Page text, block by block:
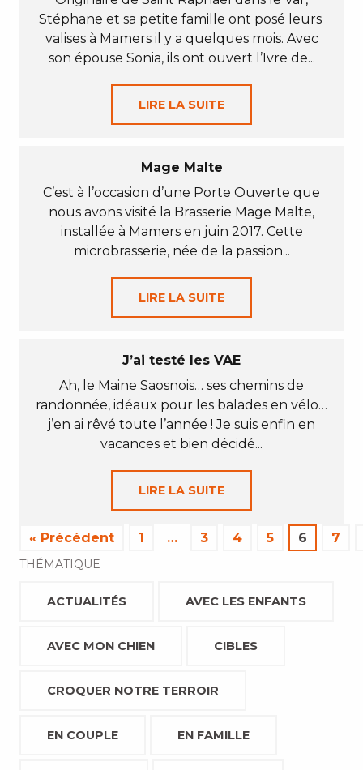
Stéphane et sa petite famille ont posé leurs
valises à Mamers il y a quelques mois. Avec
son épouse Sonia, ils ont ouvert l’Ivre de...
LIRE LA SUITE
Mage Malte
C’est à l’occasion d’une Porte Ouverte que
nous avons visité la Brasserie Mage Malte,
installée à Mamers en juin 2017. Cette
microbrasserie, née de la passion...
LIRE LA SUITE
J’ai testé les VAE
Ah, le Maine Saosnois… ses chemins de
randonnée, idéaux pour les balades en vélo…
j’en ai rêvé toute l’année ! Je suis enfin en
vacances et bien décidé...
LIRE LA SUITE
« Précédent 1 … 3 4 5 6 7
THÉMATIQUE
ACTUALITÉS AVEC LES ENFANTS
AVEC MON CHIEN CIBLES
CROQUER NOTRE TERROIR
EN COUPLE EN FAMILLE